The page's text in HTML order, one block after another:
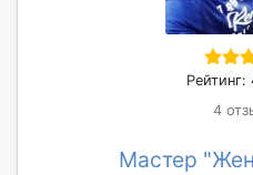
Рейтинг:
4
Мастер